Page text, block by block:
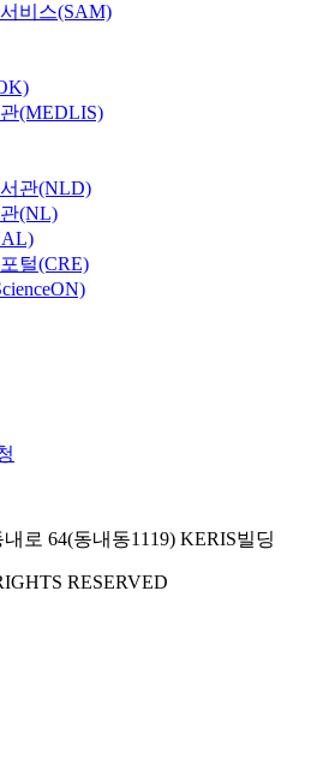
비스(SAM)
(MEDLIS)
관(NLD)
(NL)
털(CRE)
로 64(동내동1119) KERIS빌딩
RESERVED